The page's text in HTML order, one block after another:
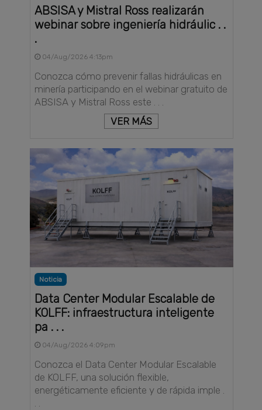
ABSISA y Mistral Ross realizarán
webinar sobre ingeniería hidráulic . .
.
04/Aug/2026 4:13pm
Conozca cómo prevenir fallas hidráulicas en
minería participando en el webinar gratuito de
ABSISA y Mistral Ross este . . .
VER MÁS
Noticia
Data Center Modular Escalable de
KOLFF: infraestructura inteligente
pa . . .
04/Aug/2026 4:09pm
Conozca el Data Center Modular Escalable
de KOLFF, una solución flexible,
energéticamente eficiente y de rápida imple .
. .